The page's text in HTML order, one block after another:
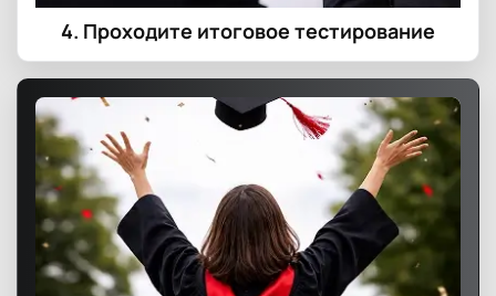
4. Проходите итоговое тестирование